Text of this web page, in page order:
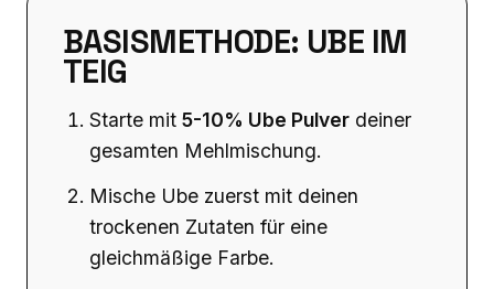
BASISMETHODE: UBE IM
TEIG
Starte mit 5-10% Ube Pulver deiner
gesamten Mehlmischung.
Mische Ube zuerst mit deinen
trockenen Zutaten für eine
gleichmäßige Farbe.